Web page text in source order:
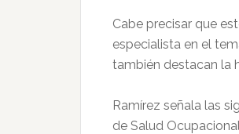
Cabe precisar que
especialista en el
también destacan la
Ramírez señala las
de Salud